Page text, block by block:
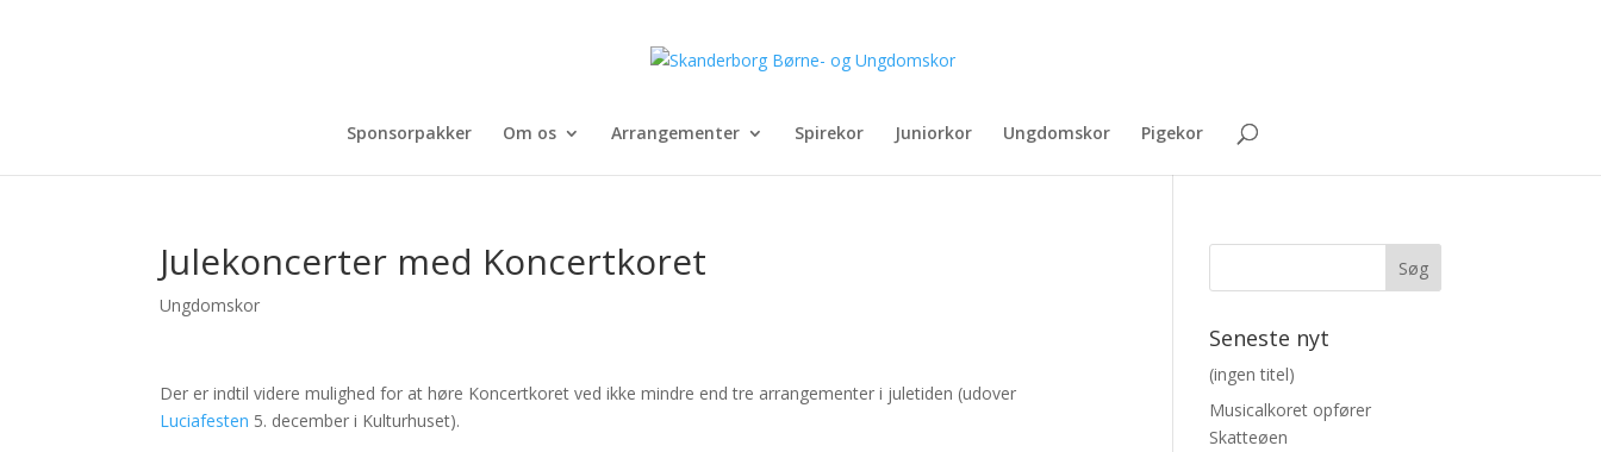
Sponsorpakker Om os Arrangementer Spirekor Juniorkor Ungdomskor Pigekor
Julekoncerter med Koncertkoret
Ungdomskor
Der er indtil videre mulighed for at høre Koncertkoret ved ikke mindre end tre arrangementer i juletiden (udover
Luciafesten 5. december i Kulturhuset).
Seneste nyt
(ingen titel)
Musicalkoret opfører
Skatteøen